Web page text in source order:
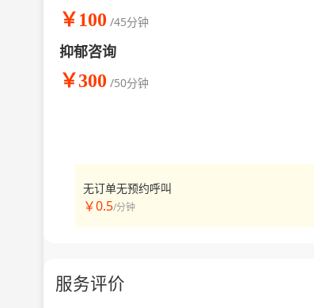
￥100 /45分钟
抑郁咨询
￥300 /50分钟
无订单无预约呼叫
￥0.5/分钟
服务评价